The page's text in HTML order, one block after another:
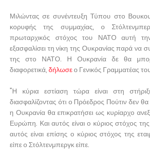
Μιλώντας σε συνέντευξη Τύπου στο
κορυφής της συμμαχίας, ο
πρωταρχικός στόχος του ΝΑΤΟ αυτή
εξασφαλίσει τη νίκη της Ουκρανίας παρά να
της στο ΝΑΤΟ. Η Ουκρανία δε θα
διαφορετικά, δήλωσεο Γενικός Γραμματέας
"Η κύρια εστίαση τώρα είναι στη
διασφαλίζοντας ότι ο Πρόεδρος Πούτιν δεν
η Ουκρανία θα επικρατήσει ως κυρίαρχο
Ευρώπη. Και αυτός είναι ο κύριος στόχος
αυτός είναι επίσης ο κύριος στόχος της
είπε ο Στόλτενμπεργκ είπε.